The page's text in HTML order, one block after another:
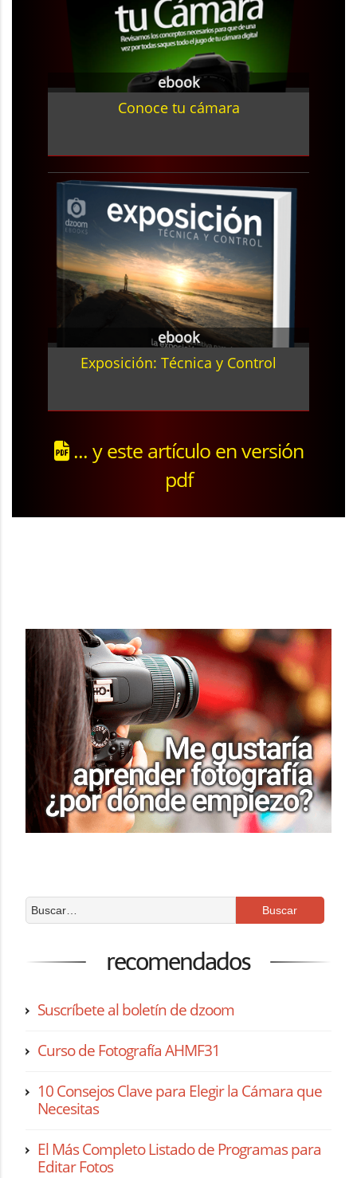
ebook
Conoce tu cámara
ebook
Exposición: Técnica y Control
... y este artículo en versión
pdf
recomendados
Suscríbete al boletín de dzoom
Curso de Fotografía AHMF31
10 Consejos Clave para Elegir la Cámara que
Necesitas
El Más Completo Listado de Programas para
Editar Fotos